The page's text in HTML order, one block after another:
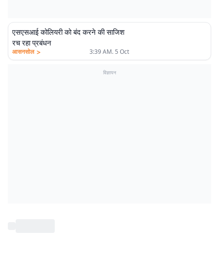
एसएसआई कोलियरी को बंद करने की साजिश
रच रहा प्रबंधन
आसनसोल > 3:39 AM. 5 Oct
विज्ञापन